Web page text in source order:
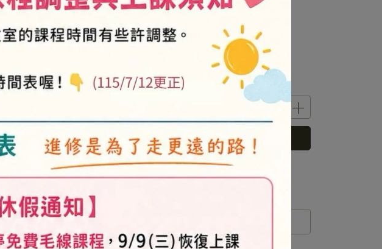
紅
紅色 桃紅 粉紅 黃色 綠色
色 駝黃 卡其 藏青 深藍 灰色 深灰
加入購物車 立即購買
加入最愛 此商品 「 最高 」可以折抵紅利0點 (約等於NT$0)